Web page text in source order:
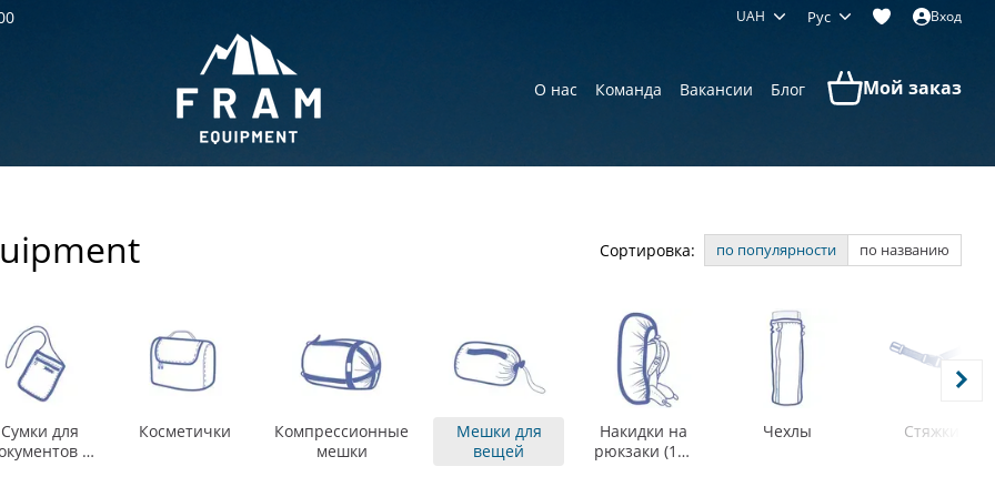
UAH Рус Вход
О нас Команда Вакансии Блог Мой заказ
Сортировка: по популярности по названию
Сумки для
и
Косметички
Компресcионные
мешки
Мешки для
вещей
Накидки на
рюкзаки (15-
Чехлы Стяжки